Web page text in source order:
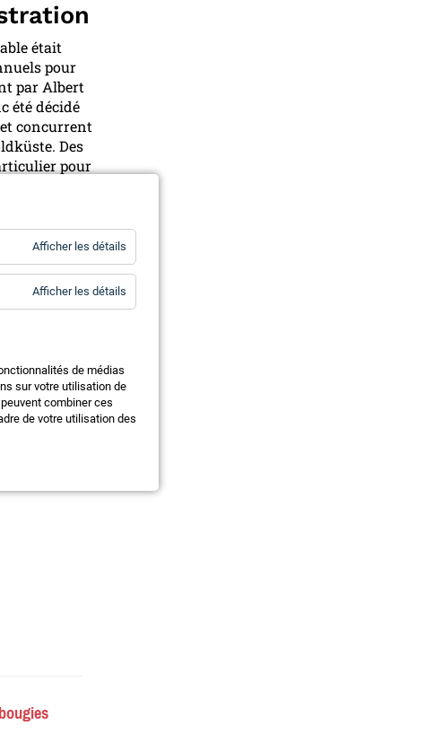
était
pour
par Albert
été décidé
concurrent
Des
pour
les feux
Afficher les détails
Afficher les détails
de médias
sur votre utilisation de
combiner ces
de votre utilisation des